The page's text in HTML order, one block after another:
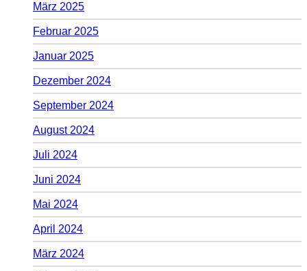
März 2025
Februar 2025
Januar 2025
Dezember 2024
September 2024
August 2024
Juli 2024
Juni 2024
Mai 2024
April 2024
März 2024